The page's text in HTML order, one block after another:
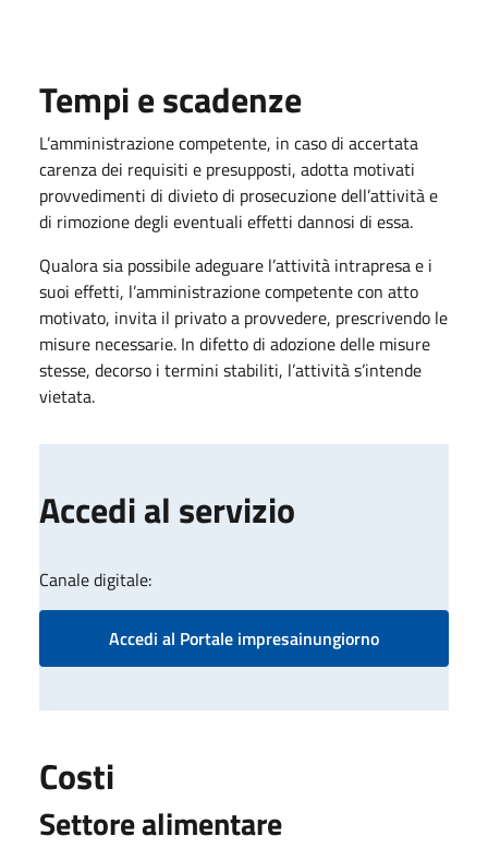
Tempi e scadenze
L’amministrazione competente, in caso di accertata
carenza dei requisiti e presupposti, adotta motivati
provvedimenti di divieto di prosecuzione dell’attività e
di rimozione degli eventuali effetti dannosi di essa.
Qualora sia possibile adeguare l’attività intrapresa e i
suoi effetti, l’amministrazione competente con atto
motivato, invita il privato a provvedere, prescrivendo le
misure necessarie. In difetto di adozione delle misure
stesse, decorso i termini stabiliti, l’attività s’intende
vietata.
Accedi al servizio
Canale digitale:
Accedi al Portale impresainungiorno
Costi
Settore alimentare